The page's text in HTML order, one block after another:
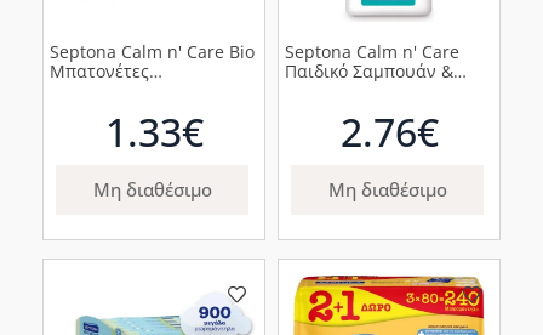
Septona Calm n' Care Bio
Μπατονέτες
1.33€
Μη διαθέσιμο
Septona Calm n' Care
Παιδικό Σαμπουάν &
2.76€
Μη διαθέσιμο